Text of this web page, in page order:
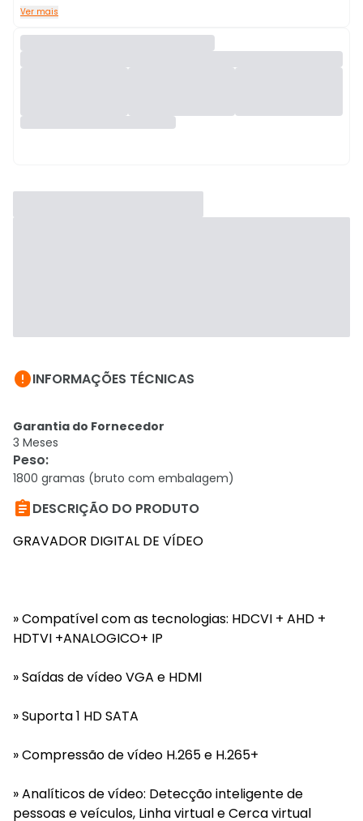
Ver mais
INFORMAÇÕES TÉCNICAS
Garantia do Fornecedor
3 Meses
Peso:
1800 gramas (bruto com embalagem)
DESCRIÇÃO DO PRODUTO
GRAVADOR DIGITAL DE VÍDEO
» Compatível com as tecnologias: HDCVI + AHD +
HDTVI +ANALOGICO+ IP
» Saídas de vídeo VGA e HDMI
» Suporta 1 HD SATA
» Compressão de vídeo H.265 e H.265+
» Analíticos de vídeo: Detecção inteligente de
pessoas e veículos, Linha virtual e Cerca virtual